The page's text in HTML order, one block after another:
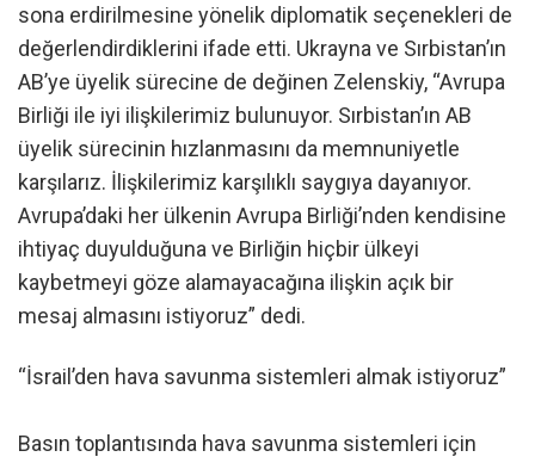
sona erdirilmesine yönelik diplomatik seçenekleri de
değerlendirdiklerini ifade etti. Ukrayna ve Sırbistan’ın
AB’ye üyelik sürecine de değinen Zelenskiy, “Avrupa
Birliği ile iyi ilişkilerimiz bulunuyor. Sırbistan’ın AB
üyelik sürecinin hızlanmasını da memnuniyetle
karşılarız. İlişkilerimiz karşılıklı saygıya dayanıyor.
Avrupa’daki her ülkenin Avrupa Birliği’nden kendisine
ihtiyaç duyulduğuna ve Birliğin hiçbir ülkeyi
kaybetmeyi göze alamayacağına ilişkin açık bir
mesaj almasını istiyoruz” dedi.
“İsrail’den hava savunma sistemleri almak istiyoruz”
Basın toplantısında hava savunma sistemleri için